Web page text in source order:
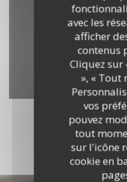
avec les
afficher
contenus
Cliquez sur
», « Tout
vos
pouvez
tout
sur l'icône
cookie en